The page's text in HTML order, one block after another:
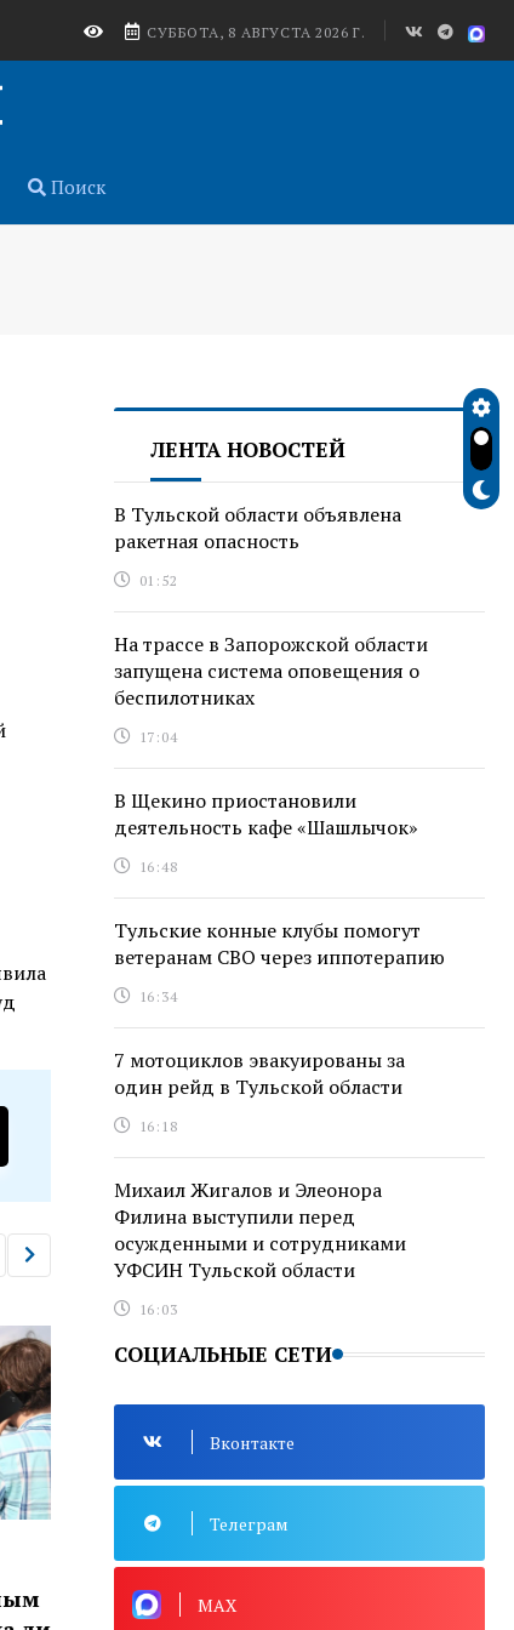
СУББОТА, 8 АВГУСТА 2026 Г.
Поиск
КРИМИНАЛ
Новомосковские полицейские
ЛЕНТА НОВОСТЕЙ
В Тульской области объявлена
ракетная опасность
01:52
На трассе в Запорожской области
запущена система оповещения о
беспилотниках
17:04
В Щекино приостановили
деятельность кафе «Шашлычок»
16:48
Тульские конные клубы помогут
ветеранам СВО через иппотерапию
16:34
7 мотоциклов эвакуированы за
один рейд в Тульской области
16:18
Михаил Жигалов и Элеонора
Филина выступили перед
осужденными и сотрудниками
УФСИН Тульской области
16:03
СОЦИАЛЬНЫЕ СЕТИ
Вконтакте
Телеграм
MAX